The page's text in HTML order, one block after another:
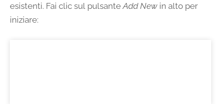
esistenti. Fai clic sul pulsante Add New in alto per
iniziare: